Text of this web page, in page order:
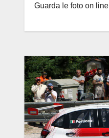
Guarda le foto on line